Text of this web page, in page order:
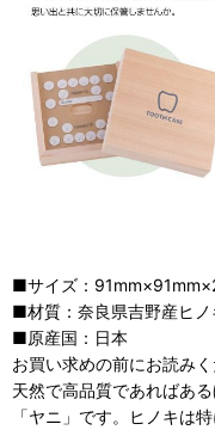
■サイズ：
■材質：奈良県吉野産ヒ
■原産国：日本
お買い求めの前にお読み
天然で高品質であればあ
「ヤニ」です。ヒノキは